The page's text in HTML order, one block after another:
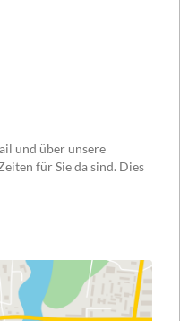
und über unsere
für Sie da sind. Dies